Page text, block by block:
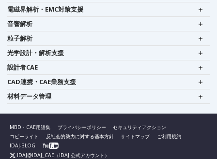
電磁界解析・EMC対策支援
音響解析
粒子解析
光学設計・解析支援
設計者CAE
CAD連携・CAE業務支援
材料データ管理
MBD・CAE用語集 プライバシーポリシー
セキュリティアクション
コピーライト
反社会的勢力に対する基本方針 サイトマップ
ご利用規約
IDAJ-BLOG
IDAJ@IDAJ_CAE （IDAJ 公式アカウント）